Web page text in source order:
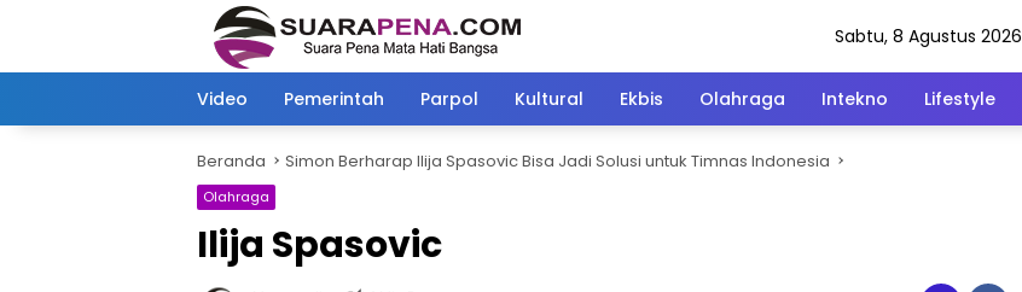
Sabtu, 8 Agustus 2026
Video Pemerintah Parpol Kultural Ekbis Olahraga Intekno Lifestyle
Beranda Simon Berharap Ilija Spasovic Bisa Jadi Solusi untuk Timnas Indonesia
Olahraga
Ilija Spasovic